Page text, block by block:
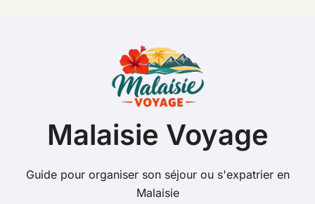
Malaisie Voyage
Guide pour organiser son séjour ou s'expatrier en
Malaisie